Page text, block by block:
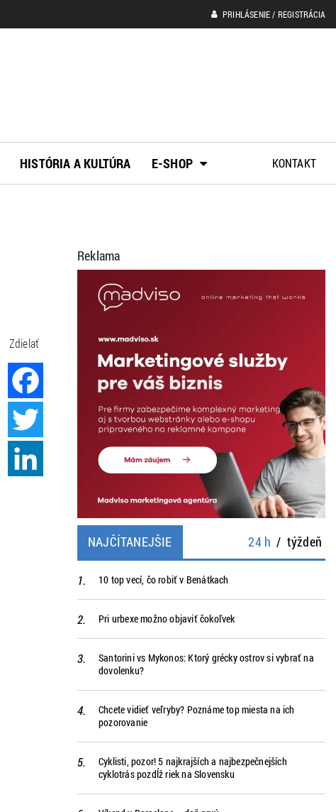
PRIHLÁSENIE / REGISTRÁCIA
HISTÓRIA A KULTÚRA E-SHOP KONTAKT
Zdielať
Reklama
NAJČÍTANEJŠIE 24 h / týždeň
10 top vecí, čo robiť v Benátkach
Pri urbexe možno objaviť čokoľvek
Santorini vs Mykonos: Ktorý grécky ostrov si vybrať na
dovolenku?
Chcete vidieť veľryby? Poznáme top miesta na ich
pozorovanie
Cyklisti, pozor! 5 najkrajších a najbezpečnejších
cyklotrás pozdĺž riek na Slovensku